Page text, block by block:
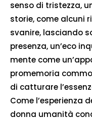
senso di tristezza,
storie, come alcuni
svanire, lasciando
presenza, un’eco
mente come
promemoria
di catturare
Come l’esperienza
donna umanità